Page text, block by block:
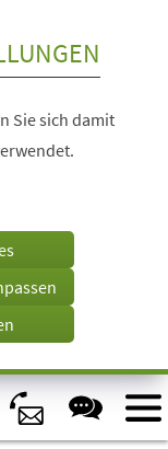
Sie sich damit